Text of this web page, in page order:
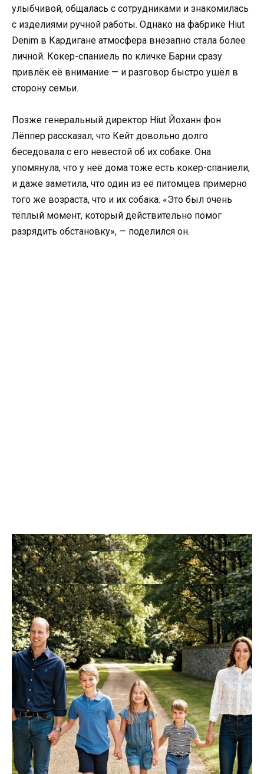
улыбчивой, общалась с сотрудниками и знакомилась
с изделиями ручной работы. Однако на фабрике Hiut
Denim в Кардигане атмосфера внезапно стала более
личной. Кокер-спаниель по кличке Барни сразу
привлёк её внимание — и разговор быстро ушёл в
сторону семьи.
Позже генеральный директор Hiut Йоханн фон
Лёппер рассказал, что Кейт довольно долго
беседовала с его невестой об их собаке. Она
упомянула, что у неё дома тоже есть кокер-спаниели,
и даже заметила, что один из её питомцев примерно
того же возраста, что и их собака. «Это был очень
тёплый момент, который действительно помог
разрядить обстановку», — поделился он.